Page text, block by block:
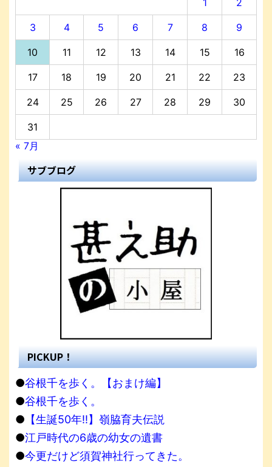
1 2
3 4 5 6 7 8 9
10 11 12 13 14 15 16
17 18 19 20 21 22 23
24 25 26 27 28 29 30
31
« 7月
サブブログ
PICKUP！
●谷根千を歩く。【おまけ編】
●谷根千を歩く。
● 【生誕50年!!】嶺脇育夫伝説
●江戸時代の6歳の幼女の遺書
●今更だけど須賀神社行ってきた。